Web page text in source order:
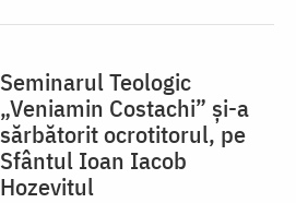
Seminarul Teologic
„Veniamin Costachi” și-a
sărbătorit ocrotitorul, pe
Sfântul Ioan Iacob
Hozevitul